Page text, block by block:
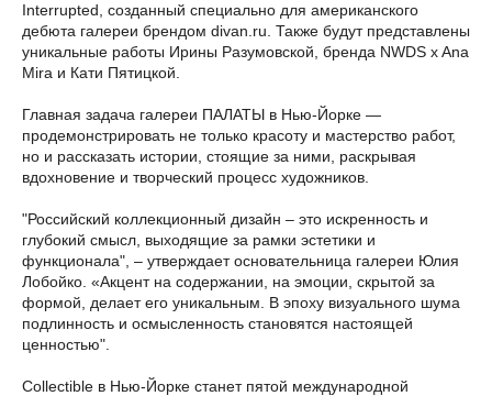
Interrupted, созданный специально для американского
дебюта галереи брендом divan.ru. Также будут представлены
уникальные работы Ирины Разумовской, бренда NWDS x Ana
Mira и Кати Пятицкой.
Главная задача галереи ПАЛАТЫ в Нью-Йорке —
продемонстрировать не только красоту и мастерство работ,
но и рассказать истории, стоящие за ними, раскрывая
вдохновение и творческий процесс художников.
"Российский коллекционный дизайн – это искренность и
глубокий смысл, выходящие за рамки эстетики и
функционала", – утверждает основательница галереи Юлия
Лобойко. «Акцент на содержании, на эмоции, скрытой за
формой, делает его уникальным. В эпоху визуального шума
подлинность и осмысленность становятся настоящей
ценностью".
Collectible в Нью-Йорке станет пятой международной